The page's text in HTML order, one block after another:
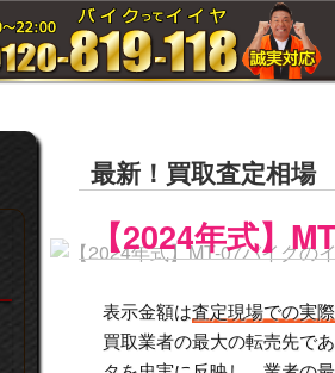
最新！買取査定相場
【2024年式】
表示金額は査定現場での実
買取業者の最大の転売先で